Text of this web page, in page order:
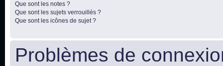
Que sont les notes ?
Que sont les sujets verrouillés ?
Que sont les icônes de sujet ?
Problèmes de